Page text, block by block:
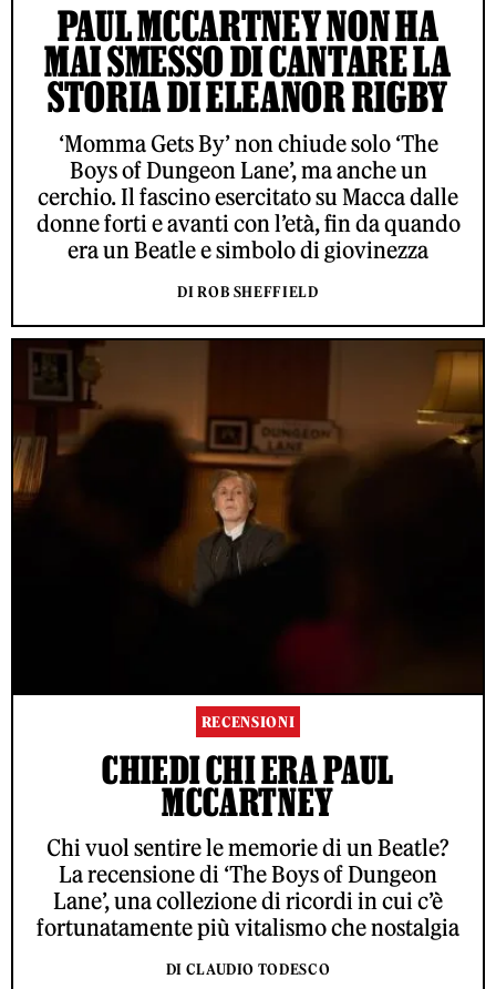
PAUL MCCARTNEY NON HA
MAI SMESSO DI CANTARE LA
STORIA DI ELEANOR RIGBY
‘Momma Gets By’ non chiude solo ‘The
Boys of Dungeon Lane’, ma anche un
cerchio. Il fascino esercitato su Macca dalle
donne forti e avanti con l’età, fin da quando
era un Beatle e simbolo di giovinezza
DI ROB SHEFFIELD
RECENSIONI
CHIEDI CHI ERA PAUL
MCCARTNEY
Chi vuol sentire le memorie di un Beatle?
La recensione di ‘The Boys of Dungeon
Lane’, una collezione di ricordi in cui c’è
fortunatamente più vitalismo che nostalgia
DI CLAUDIO TODESCO